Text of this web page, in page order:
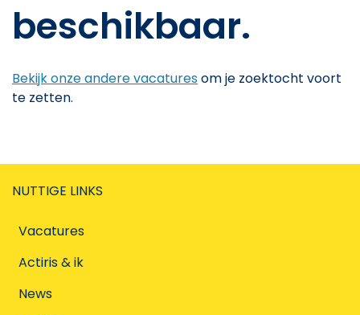
beschikbaar.
Bekijk onze andere vacaturesom je zoektocht voort
te zetten.
NUTTIGE LINKS
Vacatures
Actiris & ik
News